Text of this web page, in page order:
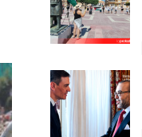
Email